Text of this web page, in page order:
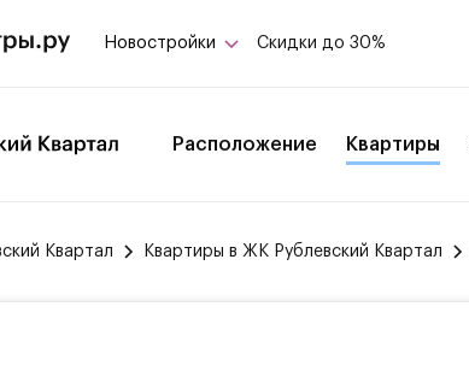
Новостройки Скидки до 30%
Расположение Квартиры
Квартал Квартиры в ЖК Рублевский Квартал